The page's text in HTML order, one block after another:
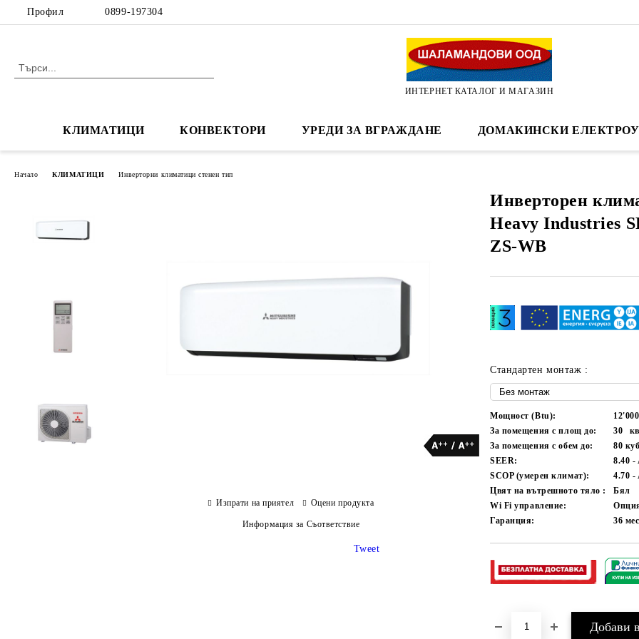
Профил 0899-197304
ИНТЕРНЕТ КАТАЛОГ И МАГАЗИН
КЛИМАТИЦИ КОНВЕКТОРИ УРЕДИ ЗА ВГРАЖДАНЕ ДОМАКИНСКИ
Начало КЛИМАТИЦИ Инверторни климатици стенен тип
Инверторен
Heavy Industries
ZS-WB
Стандартен монтаж :
Мощност (Btu):
За помещения с площ до:
30
За помещения с обем до:
80
SEER:
8.40 -
SCOP (умерен климат):
4.70 -
Цвят на вътрешното тяло :
Бял
Wi Fi управление:
Гаранция:
36
Изпрати на приятел Оцени продукта
Информация за Съответствие
Tweet